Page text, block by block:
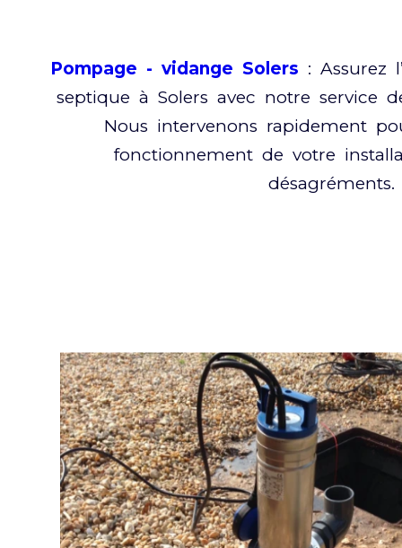
Pompage - vidange Solers : Assurez
septique à Solers avec notre service
Nous intervenons rapidement
fonctionnement de votre
désagréments.